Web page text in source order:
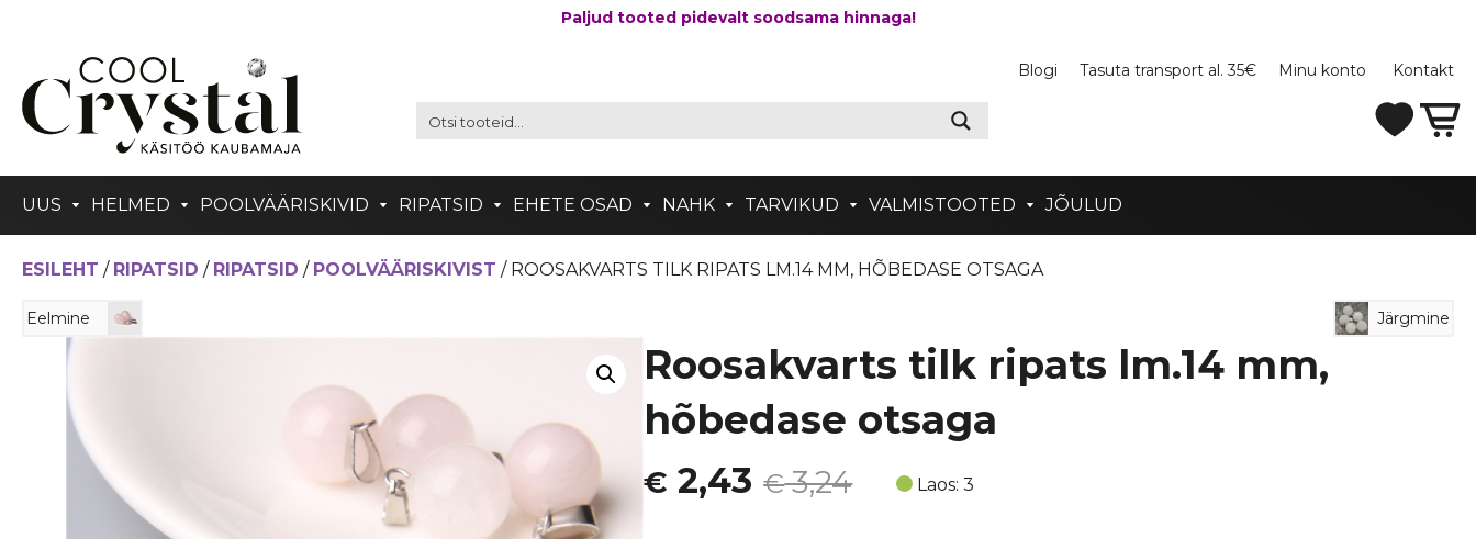
Paljud tooted pidevalt soodsama hinnaga!
Blogi Tasuta transport al. 35€ Minu konto Kontakt
UUS HELMED POOLVÄÄRISKIVID RIPATSID EHETE OSAD NAHK TARVIKUD VALMISTOOTED JÕULUD
ESILEHT / RIPATSID / RIPATSID / POOLVÄÄRISKIVIST / ROOSAKVARTS TILK RIPATS LM.14 MM, HÕBEDASE OTSAGA
Eelmine Järgmine
Roosakvarts tilk ripats lm.14 mm,
hõbedase otsaga
€3,24
Algne
€ 2,43
Current
Laos: 3